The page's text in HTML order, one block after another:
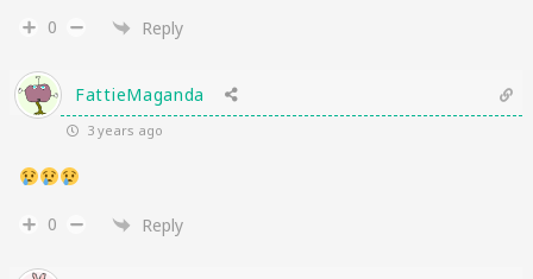
0 Reply
FattieMaganda
3 years ago
0 Reply